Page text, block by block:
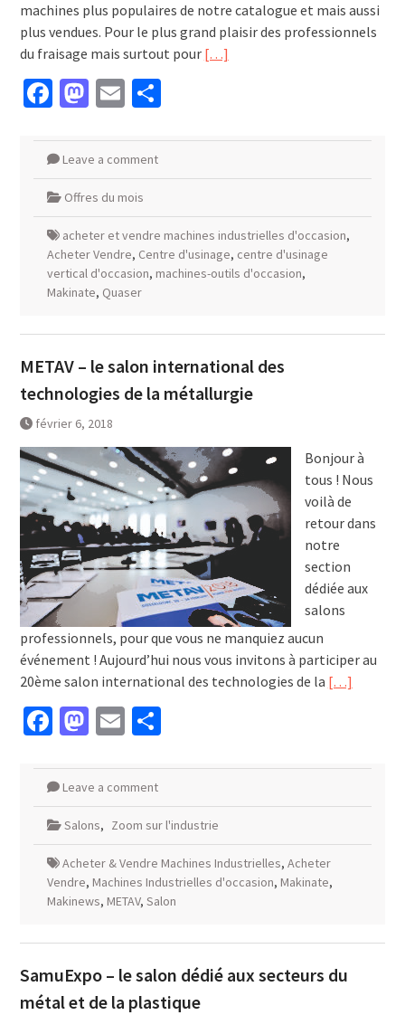
machines plus populaires de notre catalogue et mais aussi
plus vendues. Pour le plus grand plaisir des professionnels
du fraisage mais surtout pour […]
Facebook
Mastodon
EmailPartager
Leave a comment
Offres du mois
acheter et vendre machines industrielles d'occasion,
Acheter Vendre, Centre d'usinage, centre d'usinage
vertical d'occasion, machines-outils d'occasion,
Makinate, Quaser
METAV – le salon international des
technologies de la métallurgie
février 6, 2018
Bonjour à
tous ! Nous
voilà de
retour dans
notre
section
dédiée aux
salons
professionnels, pour que vous ne manquiez aucun
événement ! Aujourd’hui nous vous invitons à participer au
20ème salon international des technologies de la […]
Facebook
Mastodon
EmailPartager
Leave a comment
Salons, Zoom sur l'industrie
Acheter & Vendre Machines Industrielles, Acheter
Vendre, Machines Industrielles d'occasion, Makinate,
Makinews, METAV, Salon
SamuExpo – le salon dédié aux secteurs du
métal et de la plastique